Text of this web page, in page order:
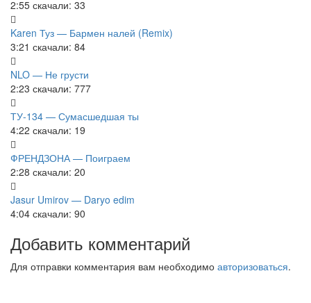
2:55 скачали: 33
Karen Туз — Бармен налей (Remix)
3:21 скачали: 84
NLO — Не грусти
2:23 скачали: 777
ТУ-134 — Сумасшедшая ты
4:22 скачали: 19
ФРЕНДЗОНА — Поиграем
2:28 скачали: 20
Jasur Umirov — Daryo edim
4:04 скачали: 90
Добавить комментарий
Для отправки комментария вам необходимо авторизоваться.